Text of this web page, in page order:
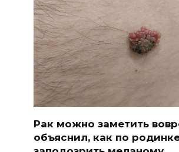
Рак можно заметить
объяснил, как по